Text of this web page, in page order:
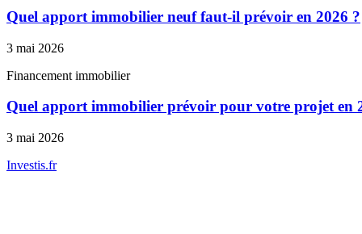
Quel apport immobilier neuf faut-il prévoir en 2026 ?
3 mai 2026
Financement immobilier
Quel apport immobilier prévoir pour votre projet en
3 mai 2026
Investis.fr